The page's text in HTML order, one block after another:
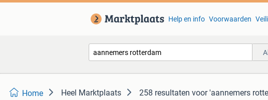
Help en info Voorwaarden
Home Heel Marktplaats 258 resultaten voor 'aannemers